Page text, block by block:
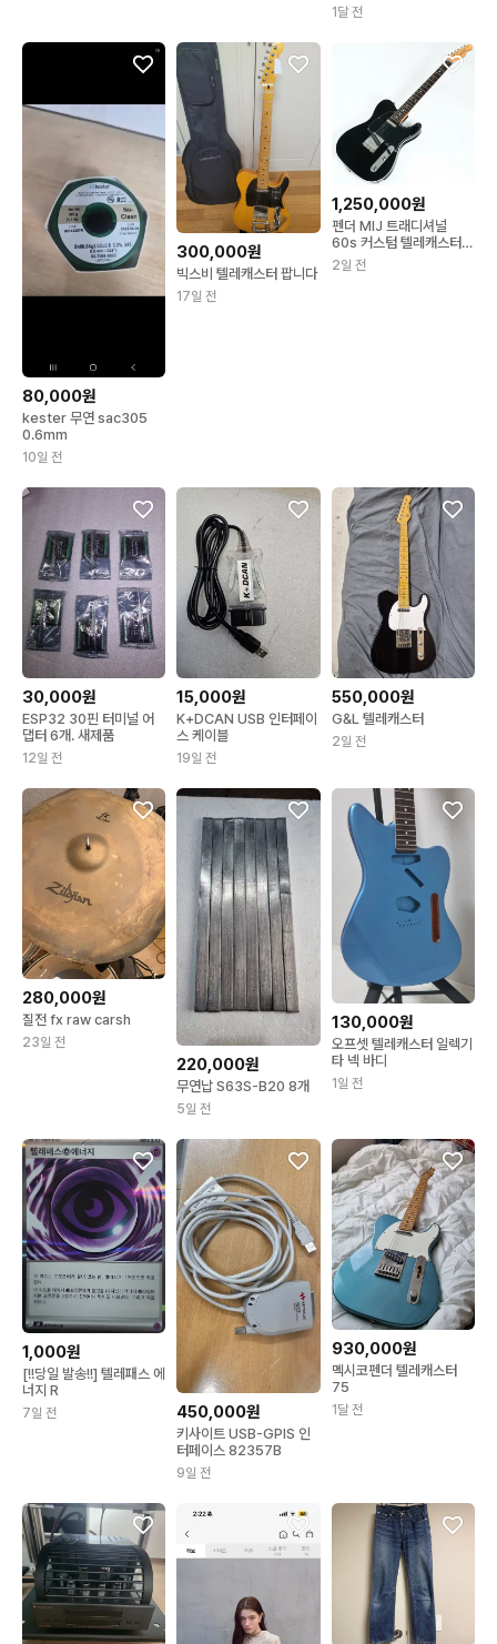
1달 전
80,000원
kester 무연 sac305
0.6mm
10일 전
300,000원
빅스비 텔레캐스터 팝니다
17일 전
1,250,000원
펜더 MIJ 트래디셔널
60s 커스텀 텔레캐스터
FSR (블랙)
2일 전
30,000원
ESP32 30핀 터미널 어
댑터 6개. 새제품
12일 전
15,000원
K+DCAN USB 인터페이
스 케이블
19일 전
550,000원
G&L 텔레캐스터
2일 전
280,000원
질전 fx raw carsh
23일 전
220,000원
무연납 S63S-B20 8개
5일 전
130,000원
오프셋 텔레캐스터 일렉기
타 넥 바디
1일 전
1,000원
[!!당일 발송!!] 텔레패스 에
너지 R
7일 전 450,000원
키사이트 USB-GPIS 인
터페이스 82357B
9일 전
930,000원
멕시코펜더 텔레캐스터
75
1달 전